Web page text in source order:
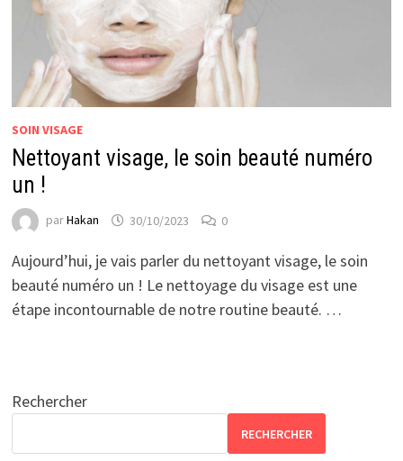
SOIN VISAGE
Nettoyant visage, le soin beauté numéro
un !
parHakan 30/10/2023 0
Aujourd’hui, je vais parler du nettoyant visage, le soin
beauté numéro un ! Le nettoyage du visage est une
étape incontournable de notre routine beauté. …
Rechercher
RECHERCHER